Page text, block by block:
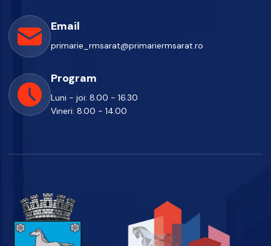
Email
primarie_rmsarat@primariermsarat.ro
Program
Luni - joi: 8.00 - 16.30
Vineri: 8.00 - 14.00